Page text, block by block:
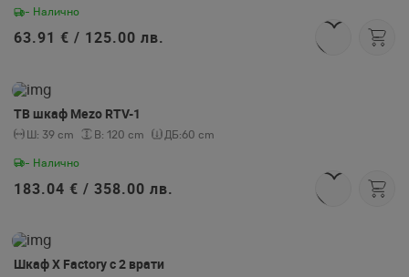
- Налично
63.91 € / 125.00 лв.
ТВ шкаф Mezo RTV-1
Ш: 39 cm В: 120 cm ДБ:60 cm
- Налично
183.04 € / 358.00 лв.
Шкаф Х Factory с 2 врати